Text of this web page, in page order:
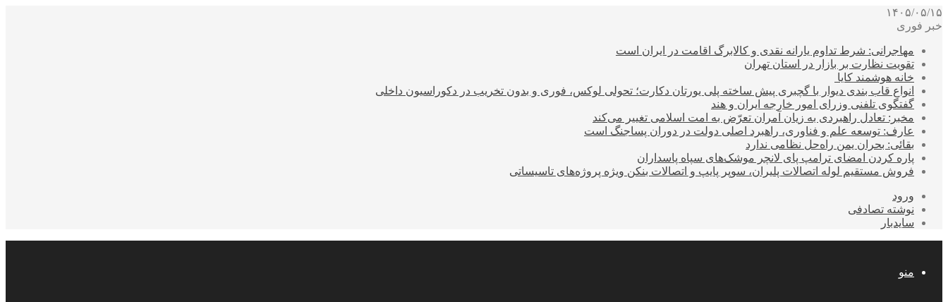
۱۴۰۵/۰۵/۱۵
خبر فوری
مهاجرانی: شرط تداوم یارانه نقدی و کالابرگ اقامت در ایران است
تقویت نظارت بر بازار در استان تهران
خانه هوشمند کایا
انواع قاب بندی دیوار با گچبری پیش ساخته پلی یورتان دکارت؛ تحولی لوکس، فوری و بدون تخریب در دکوراسیون داخلی
گفتگوی تلفنی وزرای امور خارجه ایران و هند
مخبر: تعادل راهبردی به زیان آمران تعرّض به امت اسلامی تغییر می‌کند
عارف: توسعه علم و فناوری، راهبرد اصلی دولت در دوران پساجنگ است
بقائی: بحران یمن راه‌حل نظامی ندارد
پاره کردن امضای ترامپ پای لانچر موشک‌های سپاه پاسداران
فروش مستقیم لوله اتصالات پلیران، سوپر پایپ و اتصالات بنکن ویژه پروژه‌های تاسیساتی
ورود
نوشته تصادفی
سایدبار
منو